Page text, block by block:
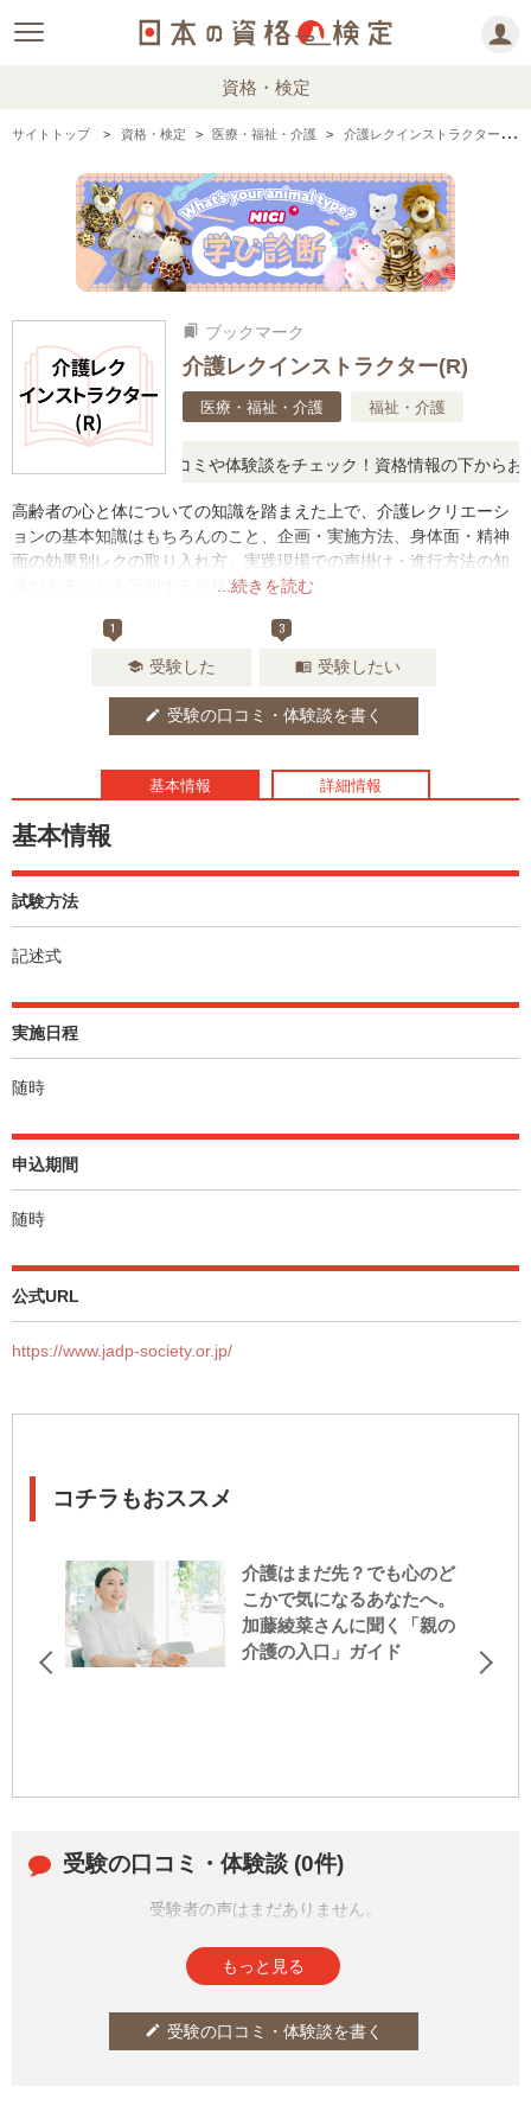
資格・検定
サイトトップ 資格・検定 医療・福祉・介護 介護レクインストラクター(R)の情報まとめ
bookmarks ブックマーク
介護レクインストラクター(R)
医療・福祉・介護 福祉・介護
たら、リアルな口コミや体験談をチェック！資格情報の下からお読
...続きを読む
高齢者の心と体についての知識を踏まえた上で、介護レクリエーシ
ョンの基本知識はもちろんのこと、企画・実施方法、身体面・精神
面の効果別レクの取り入れ方、実践現場での声掛け・進行方法の知
識があることを証明する資格です。
1
school 受験した
3
menu_book 受験したい
edit 受験の口コミ・体験談を書く
基本情報 詳細情報
基本情報
試験方法
記述式
実施日程
随時
申込期間
随時
公式URL
https://www.jadp-society.or.jp/
コチラもおススメ
介護はまだ先？でも心のど
こかで気になるあなたへ。
加藤綾菜さんに聞く「親の
介護の入口」ガイド
受験の口コミ・体験談 (0件)
受験者の声はまだありません。
もっと見る
edit 受験の口コミ・体験談を書く